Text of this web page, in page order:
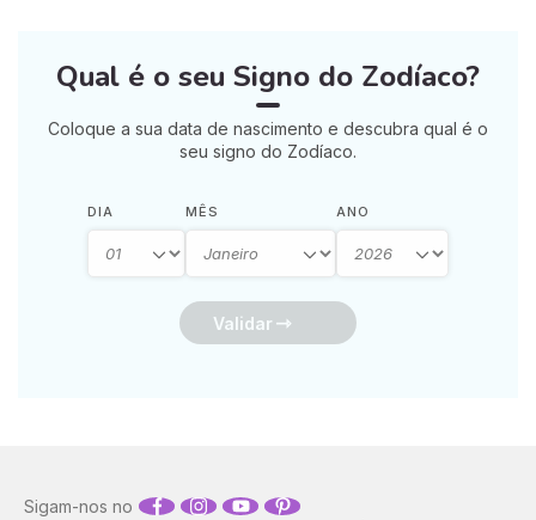
Qual é o seu Signo do Zodíaco?
Coloque a sua data de nascimento e descubra qual é o
seu signo do Zodíaco.
DIA MÊS ANO
Validar
Sigam-nos no